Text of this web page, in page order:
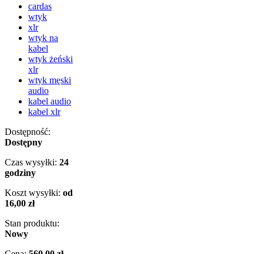
cardas
wtyk
xlr
wtyk na
kabel
wtyk żeński
xlr
wtyk męski
audio
kabel audio
kabel xlr
Dostępność:
Dostępny
Czas wysyłki: 24
godziny
Koszt wysyłki: od
16,00 zł
Stan produktu:
Nowy